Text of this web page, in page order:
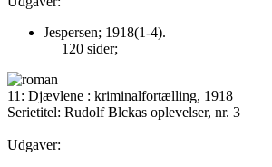
Jespersen; 1918(1-4).
120 sider;
11: Djævlene : kriminalfortælling, 1918
Serietitel: Rudolf Blckas oplevelser, nr. 3
Udgaver: